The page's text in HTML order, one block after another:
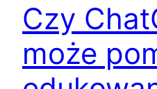
Czy
może